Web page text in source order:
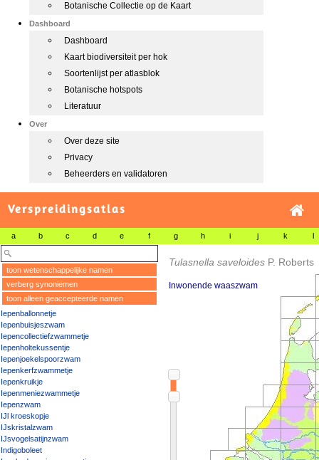
Botanische Collectie op de Kaart
Dashboard
Dashboard
Kaart biodiversiteit per hok
Soortenlijst per atlasblok
Botanische hotspots
Literatuur
Over
Over deze site
Privacy
Beheerders en validatoren
Verspreidingsatlas
a b c d e f g h i j k l
toon wetenschappelijke namen
verberg synoniemen
toon alleen geaccepteerde namen
Iepenballonnetje
Iepenbuisjeszwam
Iepencollectiefzwammetje
Iepenholtekussentje
Iepenjoekelspoorzwam
Iepenkerfzwammetje
Iepenkruikje
Iepenmeniezwammetje
Iepenzwam
IJl kroeskopje
IJskristalzwam
IJsvogelsatijnzwam
Indigoboleet
Tulasnella saveloides P. Roberts
Inwonende waaszwam